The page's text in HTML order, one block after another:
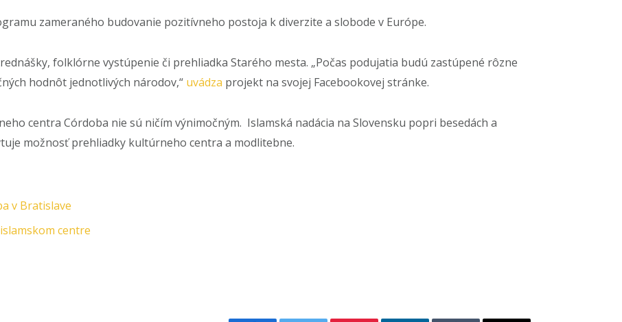
zameraného budovanie pozitívneho postoja k diverzite a slobode v Európe.
folklórne vystúpenie či prehliadka Starého mesta. „Počas podujatia budú zastúpené rôzne
hodnôt jednotlivých národov,“ uvádza projekt na svojej Facebookovej stránke.
centra Córdoba nie sú ničím výnimočným. Islamská nadácia na Slovensku popri besedách a
možnosť prehliadky kultúrneho centra a modlitebne.
v Bratislave
centre